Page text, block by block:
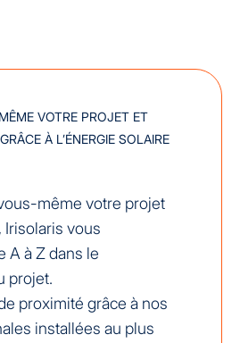
VOTRE PROJET ET
À L’ÉNERGIE SOLAIRE
même votre projet
vous
A à Z dans le
projet.
proximité grâce à nos
installées au plus